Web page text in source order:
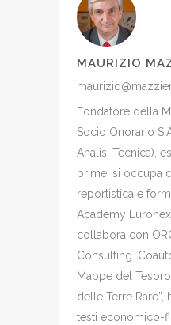
MAURIZIO
Fondatore della
Socio Onorario
Analisi Tecnica),
prime, si occupa
reportistica e
Academy
collabora con
Consulting.
Mappe del
delle Terre
testi economico-